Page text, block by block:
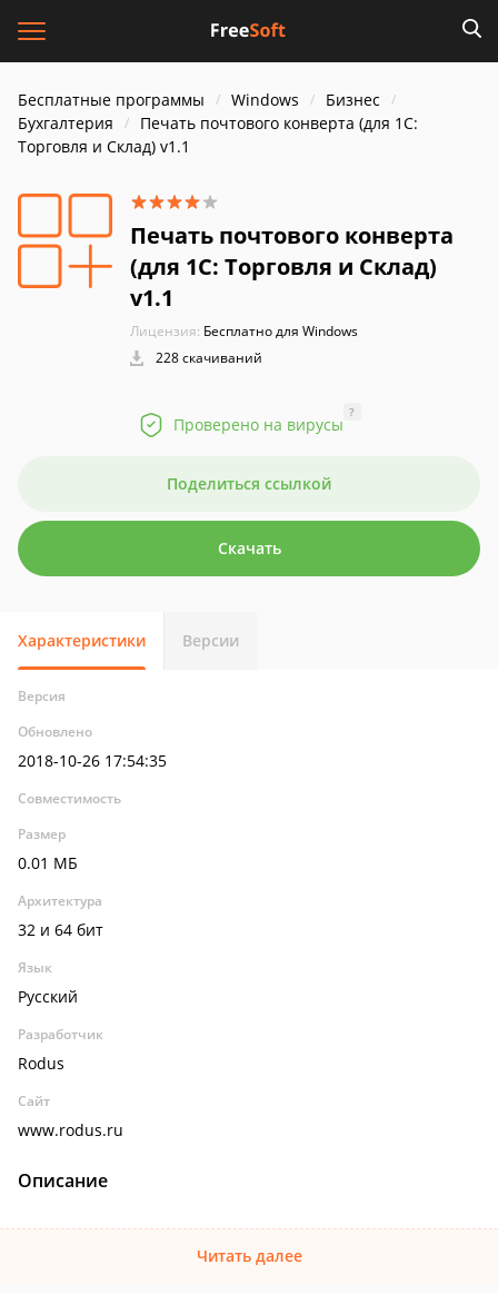
Бесплатные программы Windows
Бизнес
Бухгалтерия
Печать почтового конверта (для 1С:
Торговля и Склад) v1.1
Печать почтового конверта
(для 1С: Торговля и Склад)
v1.1
Лицензия: Бесплатно для Windows
228 скачиваний
Проверено на вирусы
?
Поделиться ссылкой
Скачать
Характеристики Версии
Версия
Обновлено
2018-10-26 17:54:35
Совместимость
Размер
0.01 МБ
Архитектура
32 и 64 бит
Язык
Русский
Разработчик
Rodus
Сайт
www.rodus.ru
Описание
Читать далее